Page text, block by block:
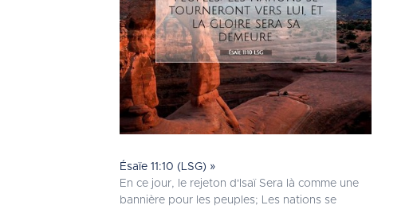
Ésaïe 11:10 (LSG) »
En ce jour, le rejeton d'Isaï Sera là comme une
bannière pour les peuples; Les nations se